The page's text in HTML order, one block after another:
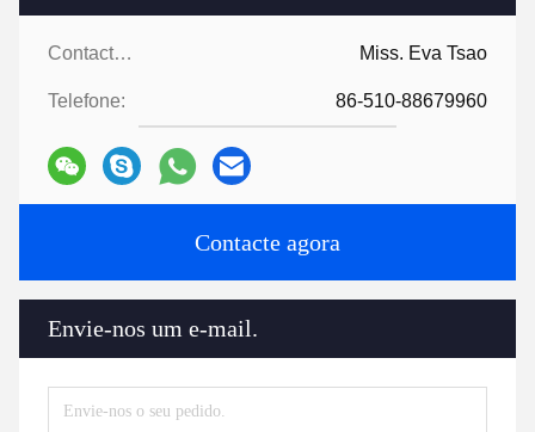
Contactos: Miss. Eva Tsao
Telefone: 86-510-88679960
Contacte agora
Envie-nos um e-mail.